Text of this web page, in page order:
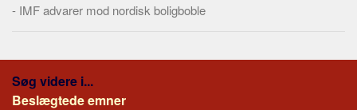
- IMF advarer mod nordisk boligboble
Søg videre i...
Beslægtede emner